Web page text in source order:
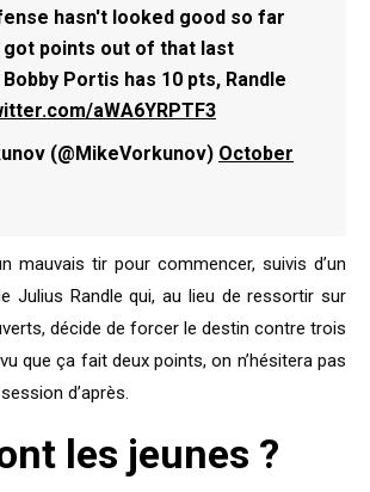
hasn't looked good so far
got points out of that last
Portis has 10 pts, Randle
aWA6YRPTF3
(@MikeVorkunov) October
mauvais tir pour commencer, suivis d’un
Julius Randle qui, au lieu de ressortir sur
décide de forcer le destin contre trois
que ça fait deux points, on n’hésitera pas
d’après.
les jeunes ?